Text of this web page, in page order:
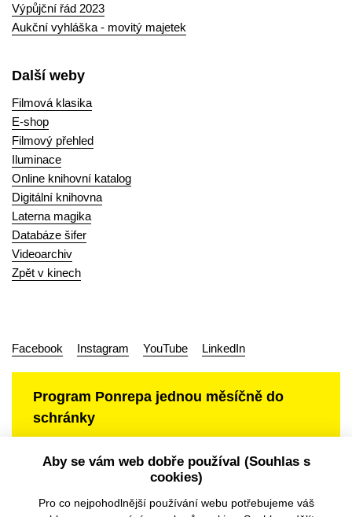
Výpůjční řád 2023
Aukční vyhláška - movitý majetek
Další weby
Filmová klasika
E-shop
Filmový přehled
Iluminace
Online knihovní katalog
Digitální knihovna
Laterna magika
Databáze šifer
Videoarchiv
Zpět v kinech
Facebook Instagram YouTube LinkedIn
Program Ponrepa jednou měsíčně do
schránky
Aby se vám web dobře používal (Souhlas s
cookies)
Pro co nejpohodlnější používání webu potřebujeme váš